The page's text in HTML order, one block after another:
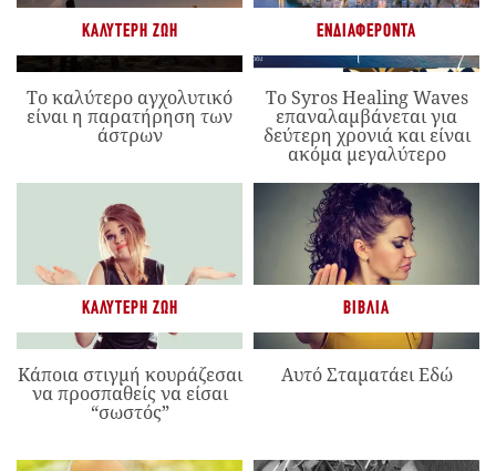
ΚΑΛΎΤΕΡΗ ΖΩΉ
Το καλύτερο αγχολυτικό
είναι η παρατήρηση των
άστρων
ΕΝΔΙΑΦΈΡΟΝΤΑ
Το Syros Healing Waves
επαναλαμβάνεται για
δεύτερη χρονιά και είναι
ακόμα μεγαλύτερο
ΚΑΛΎΤΕΡΗ ΖΩΉ
Κάποια στιγμή κουράζεσαι
να προσπαθείς να είσαι
“σωστός”
ΒΙΒΛΊΑ
Αυτό Σταματάει Εδώ